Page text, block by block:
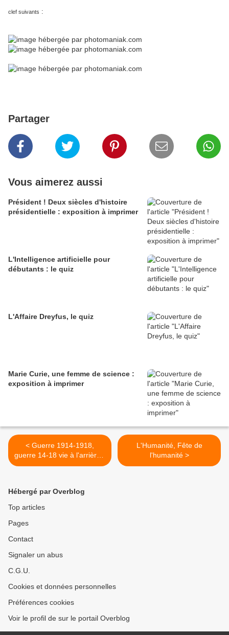
clef suivants :
Partager
Vous aimerez aussi
Président ! Deux siècles d'histoire
présidentielle : exposition à imprimer
L'Intelligence artificielle pour
débutants : le quiz
L'Affaire Dreyfus, le quiz
Marie Curie, une femme de science :
exposition à imprimer
< Guerre 1914-1918,
guerre 14-18 vie à l'arrière -
14-18 Hinterland 1/...
L'Humanité, Fête de
l'humanité >
Hébergé par Overblog
Top articles
Pages
Contact
Signaler un abus
C.G.U.
Cookies et données personnelles
Préférences cookies
Voir le profil de sur le portail Overblog